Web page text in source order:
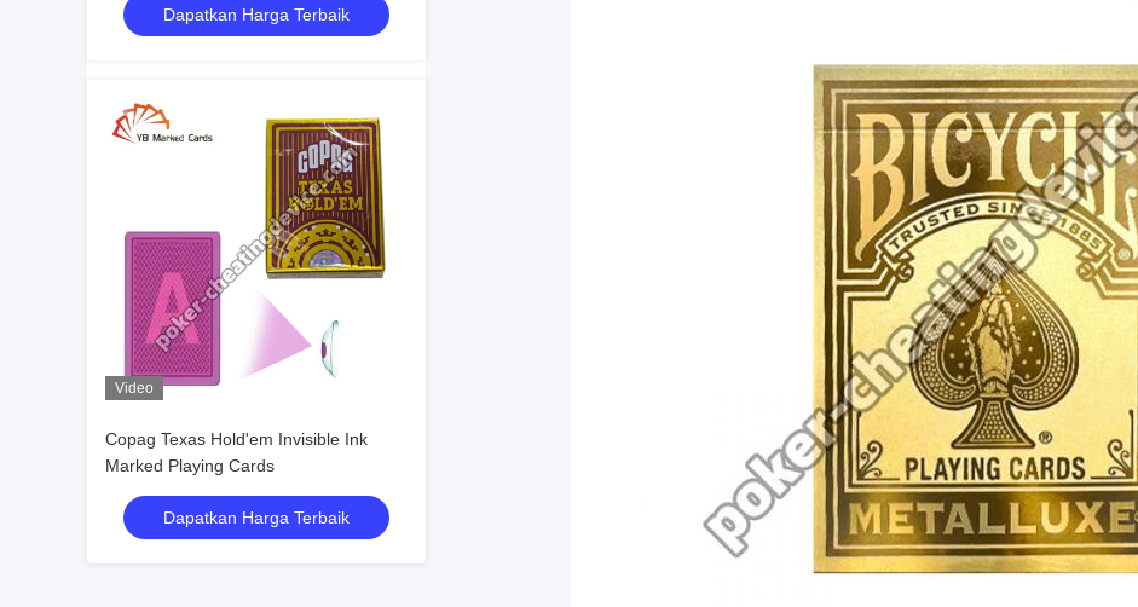
Dapatkan Harga Terbaik
Video
Copag Texas Hold'em Invisible Ink
Marked Playing Cards
Dapatkan Harga Terbaik